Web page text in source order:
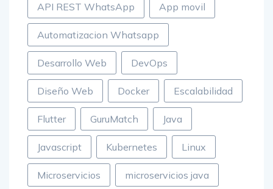
API REST WhatsApp App movil
Automatizacion Whatsapp
Desarrollo Web DevOps
Diseño Web Docker Escalabilidad
Flutter GuruMatch Java
Javascript Kubernetes Linux
Microservicios microservicios java